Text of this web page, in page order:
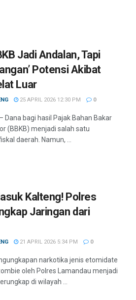
Jadi Andalan, Tapi
Potensi Akibat
Luar
25 APRIL 2026 12:30 PM 0
Dana bagi hasil Pajak Bahan Bakar
(BBKB) menjadi salah satu
daerah. Namun, ...
Kalteng! Polres
Jaringan dari
21 APRIL 2026 5:34 PM 0
narkotika jenis etomidate
oleh Polres Lamandau menjadi
di wilayah ...